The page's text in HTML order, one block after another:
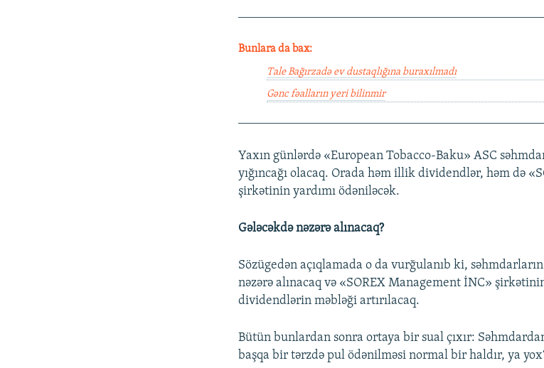
Bunlara da bax:
Tale Bağırzadə ev dustaqlığına buraxılmadı
Gənc fəalların yeri bilinmir
Yaxın günlərdə «European Tobacco-Baku» ASC
yığıncağı olacaq. Orada həm illik dividendlər, həm də
şirkətinin yardımı ödəniləcək.
Gələcəkdə nəzərə alınacaq?
Sözügedən açıqlamada o da vurğulanıb ki,
nəzərə alınacaq və «SOREX Management İNC»
dividendlərin məbləği artırılacaq.
Bütün bunlardan sonra ortaya bir sual çıxır:
başqa bir tərzdə pul ödənilməsi normal bir haldır, ya